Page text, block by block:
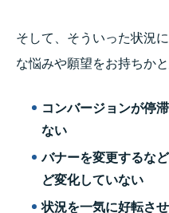
そして、そういった状況
な悩みや願望をお持ちかと
コンバージョンが停
ない
バナーを変更するな
ど変化していない
状況を一気に好転さ